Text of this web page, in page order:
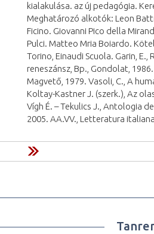
kialakulása. az új pedagógia.
Meghatározó alkotók: Leon
Ficino. Giovanni Pico della
Pulci. Matteo Mria Boiardo.
Torino, Einaudi Scuola. Garin,
reneszánsz, Bp., Gondolat,
Magvető, 1979. Vasoli, C., A
Koltay-Kastner J. (szerk.), Az
Vígh É. – Tekulics J., Antologia
2005. AA.VV., Letteratura